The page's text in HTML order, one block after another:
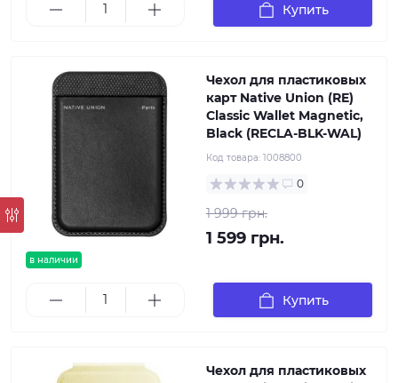
Купить
в наличии
Чехол для пластиковых
карт Native Union (RE)
Classic Wallet Magnetic,
Black (RECLA-BLK-WAL)
Код товара: 1008800
0
1 999 грн.
1 599 грн.
Купить
Чехол для пластиковых